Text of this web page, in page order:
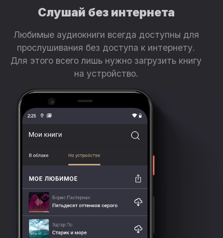
Слушай без интернета
Любимые аудиокниги всегда доступны для
прослушивания без доступа к интернету.
Для этого всего лишь нужно загрузить книгу
на устройство.